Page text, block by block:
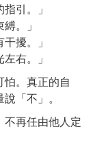
引。」
。」
擾。」
右。」
。真正的自
「不」。
不再任由他人定